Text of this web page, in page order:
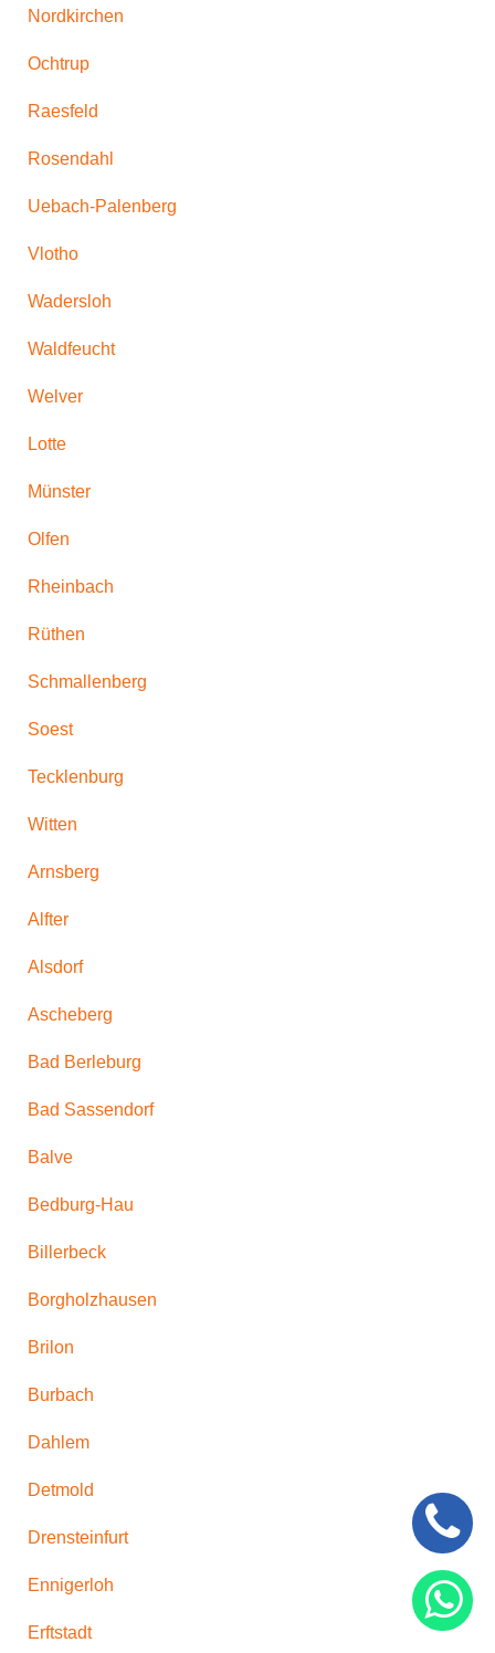
Nordkirchen
Ochtrup
Raesfeld
Rosendahl
Uebach-Palenberg
Vlotho
Wadersloh
Waldfeucht
Welver
Lotte
Münster
Olfen
Rheinbach
Rüthen
Schmallenberg
Soest
Tecklenburg
Witten
Arnsberg
Alfter
Alsdorf
Ascheberg
Bad Berleburg
Bad Sassendorf
Balve
Bedburg-Hau
Billerbeck
Borgholzhausen
Brilon
Burbach
Dahlem
Detmold
Drensteinfurt
Ennigerloh
Erftstadt